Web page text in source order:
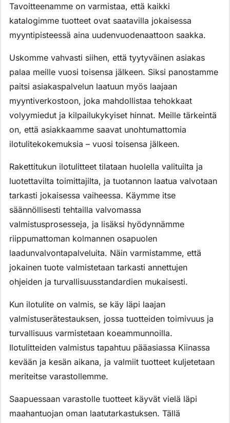
Tavoitteenamme on varmistaa, että kaikki
katalogimme tuotteet ovat saatavilla jokaisessa
myyntipisteessä aina uudenvuodenaattoon saakka.
Uskomme vahvasti siihen, että tyytyväinen asiakas
palaa meille vuosi toisensa jälkeen. Siksi panostamme
paitsi asiakaspalvelun laatuun myös laajaan
myyntiverkostoon, joka mahdollistaa tehokkaat
volyymiedut ja kilpailukykyiset hinnat. Meille tärkeintä
on, että asiakkaamme saavat unohtumattomia
ilotulitekokemuksia – vuosi toisensa jälkeen.
Rakettitukun ilotulitteet tilataan huolella valituilta ja
luotettavilta toimittajilta, ja tuotannon laatua valvotaan
tarkasti jokaisessa vaiheessa. Käymme itse
säännöllisesti tehtailla valvomassa
valmistusprosesseja, ja lisäksi hyödynnämme
riippumattoman kolmannen osapuolen
laadunvalvontapalveluita. Näin varmistamme, että
jokainen tuote valmistetaan tarkasti annettujen
ohjeiden ja turvallisuusstandardien mukaisesti.
Kun ilotulite on valmis, se käy läpi laajan
valmistuserätestauksen, jossa tuotteiden toimivuus ja
turvallisuus varmistetaan koeammunnoilla.
Ilotulitteiden valmistus tapahtuu pääasiassa Kiinassa
kevään ja kesän aikana, ja valmiit tuotteet kuljetetaan
meriteitse varastollemme.
Saapuessaan varastolle tuotteet käyvät vielä läpi
maahantuojan oman laatutarkastuksen. Tällä